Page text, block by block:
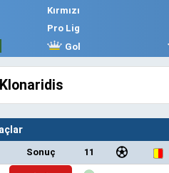
Kırmızı
Pro Lig
Gol
Sonuç 11